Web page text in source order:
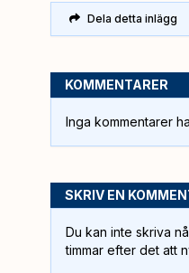
Dela detta inlägg
KOMMENTARER
Inga kommentarer
SKRIV EN
Du kan inte skriva
timmar efter det att